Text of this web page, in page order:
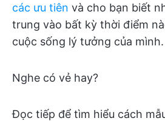
các ưu tiên và cho bạn biết
trung vào bất kỳ thời điểm
cuộc sống lý tưởng của mình.
Nghe có vẻ hay?
Đọc tiếp để tìm hiểu cách